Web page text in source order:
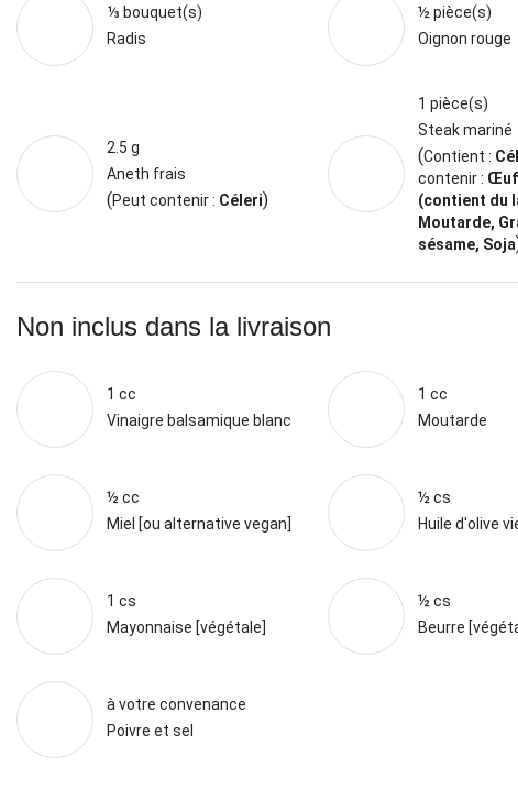
⅓ bouquet(s)
Radis
½ pièce(s)
Oignon rouge
2.5 g
Aneth frais
(Peut contenir : Céleri)
1 pièce(s)
Steak mariné
(Contient :
contenir :
(contient du
Moutarde,
sésame, Soja
Non inclus dans la livraison
1 cc
Vinaigre balsamique blanc
1 cc
Moutarde
½ cc
Miel [ou alternative vegan]
½ cs
Huile d'olive
1 cs
Mayonnaise [végétale]
½ cs
Beurre
à votre convenance
Poivre et sel